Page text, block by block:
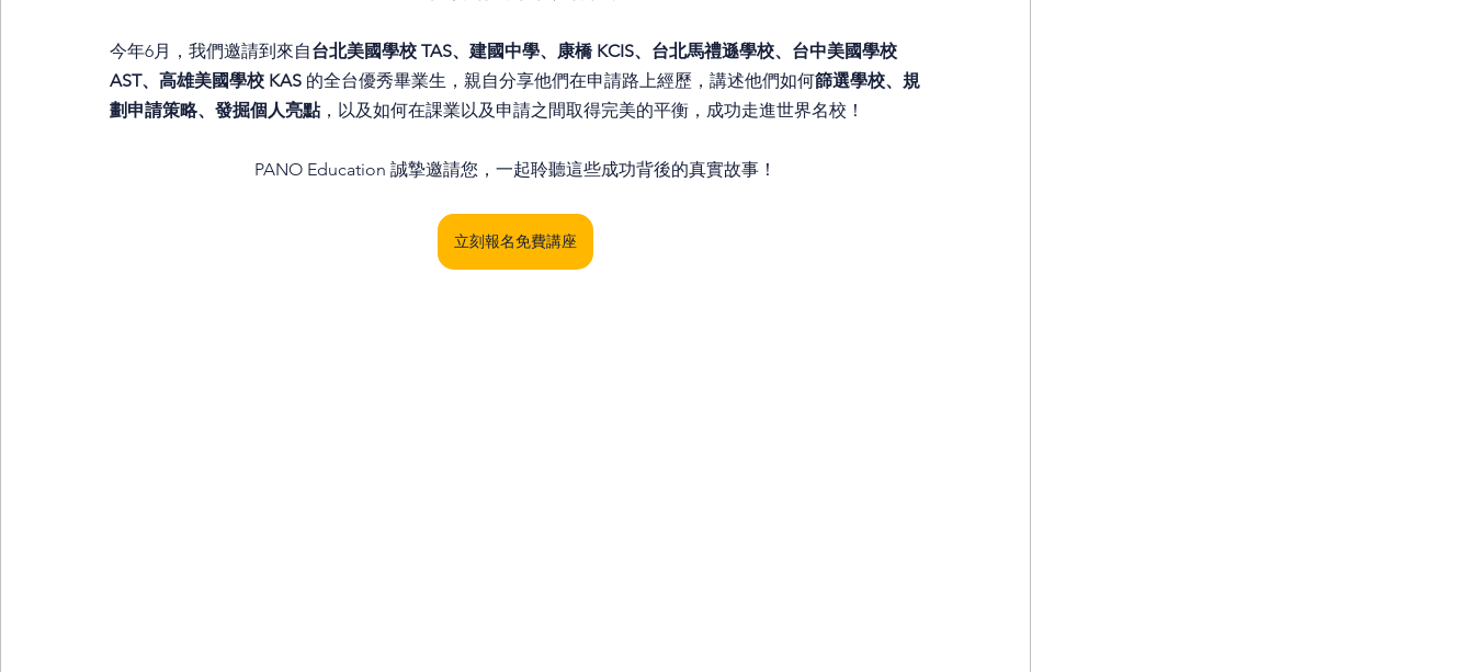
今年6月，我們邀請到來自台北美國學校 TAS、建國中學、康橋 KCIS、台北馬禮遜學校、台中美國學校
AST、高雄美國學校 KAS 的全台優秀畢業生，親自分享他們在申請路上經歷，講述他們如何篩選學校、規
劃申請策略、發掘個人亮點，以及如何在課業以及申請之間取得完美的平衡，成功走進世界名校！
PANO Education 誠摯邀請您，一起聆聽這些成功背後的真實故事！
立刻報名免費講座